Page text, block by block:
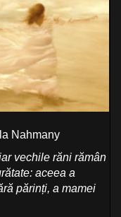
Nahmany
vechile răni rămân
aceea a
părinți, a mamei